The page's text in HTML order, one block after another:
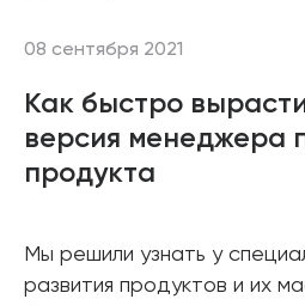
08 сентября 2021
Как быстро
версия менеджера
продукта
Мы решили узнать у
развития продуктов и их